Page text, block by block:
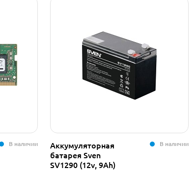
В наличии
Аккумуляторная
батарея Sven
SV1290 (12v, 9Ah)
В наличии